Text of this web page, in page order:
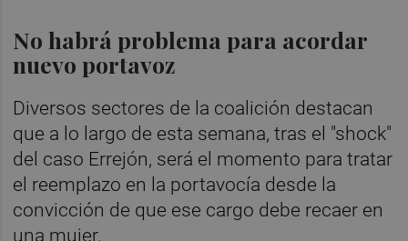
No habrá problema para acordar
nuevo portavoz
Diversos sectores de la coalición destacan
que a lo largo de esta semana, tras el "shock"
del caso Errejón, será el momento para tratar
el reemplazo en la portavocía desde la
convicción de que ese cargo debe recaer en
una mujer.